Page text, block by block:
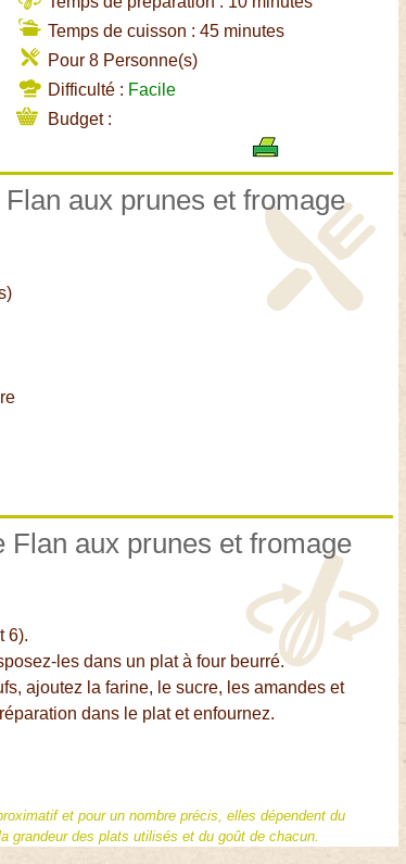
Temps de cuisson : 45 minutes
Pour 8 Personne(s)
Difficulté : Facile
Budget :
aux prunes et fromage
Flan aux prunes et fromage
6).
les dans un plat à four beurré.
ajoutez la farine, le sucre, les amandes et
dans le plat et enfournez.
et pour un nombre précis, elles dépendent du
grandeur des plats utilisés et du goût de chacun.